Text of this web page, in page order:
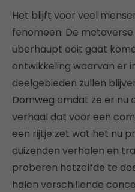
Het blijft voor veel
fenomeen. De
überhaupt ooit gaat
ontwikkeling waarvan er
deelgebieden zullen
Domweg omdat ze er nu
verhaal dat voor een
een rijtje zet wat het nu
duizenden verhalen en
proberen hetzelfde te
halen verschillende